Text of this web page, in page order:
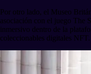
Por otro lado, el Museo
asociación con el juego The
inmersivo dentro de la
coleccionables digitales NFT.